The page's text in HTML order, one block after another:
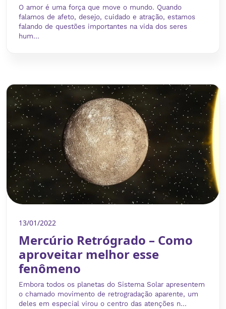
O amor é uma força que move o mundo. Quando
falamos de afeto, desejo, cuidado e atração, estamos
falando de questões importantes na vida dos seres
hum...
13/01/2022
Mercúrio Retrógrado – Como
aproveitar melhor esse
fenômeno
Embora todos os planetas do Sistema Solar apresentem
o chamado movimento de retrogradação aparente, um
deles em especial virou o centro das atenções n...